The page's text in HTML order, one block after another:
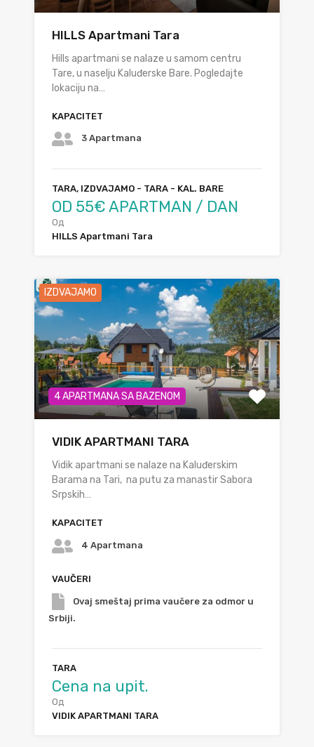
HILLS Apartmani Tara
Hills apartmani se nalaze u samom centru
Tare, u naselju Kaluđerske Bare. Pogledajte
lokaciju na…
KAPACITET
3 Apartmana
TARA, IZDVAJAMO - TARA - KAL. BARE
OD 55€ APARTMAN / DAN
Од
HILLS Apartmani Tara
IZDVAJAMO
4 APARTMANA SA BAZENOM
VIDIK APARTMANI TARA
Vidik apartmani se nalaze na Kaluđerskim
Barama na Tari, na putu za manastir Sabora
Srpskih…
KAPACITET
4 Apartmana
VAUČERI
Ovaj smeštaj prima vaučere za odmor u
Srbiji.
TARA
Cena na upit.
Од
VIDIK APARTMANI TARA